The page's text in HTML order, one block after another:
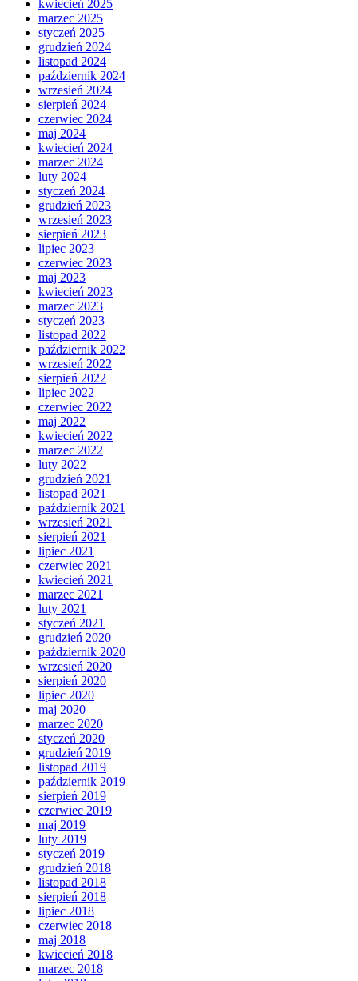
kwiecień 2025
marzec 2025
styczeń 2025
grudzień 2024
listopad 2024
październik 2024
wrzesień 2024
sierpień 2024
czerwiec 2024
maj 2024
kwiecień 2024
marzec 2024
luty 2024
styczeń 2024
grudzień 2023
wrzesień 2023
sierpień 2023
lipiec 2023
czerwiec 2023
maj 2023
kwiecień 2023
marzec 2023
styczeń 2023
listopad 2022
październik 2022
wrzesień 2022
sierpień 2022
lipiec 2022
czerwiec 2022
maj 2022
kwiecień 2022
marzec 2022
luty 2022
grudzień 2021
listopad 2021
październik 2021
wrzesień 2021
sierpień 2021
lipiec 2021
czerwiec 2021
kwiecień 2021
marzec 2021
luty 2021
styczeń 2021
grudzień 2020
październik 2020
wrzesień 2020
sierpień 2020
lipiec 2020
maj 2020
marzec 2020
styczeń 2020
grudzień 2019
listopad 2019
październik 2019
sierpień 2019
czerwiec 2019
maj 2019
luty 2019
styczeń 2019
grudzień 2018
listopad 2018
sierpień 2018
lipiec 2018
czerwiec 2018
maj 2018
kwiecień 2018
marzec 2018